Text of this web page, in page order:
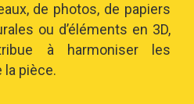
de photos, de papiers
ou d’éléments en 3D,
à harmoniser les
pièce.